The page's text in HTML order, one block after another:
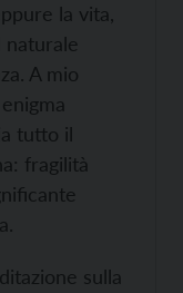
la vita,
A mio
tutto il
fragilità
sulla